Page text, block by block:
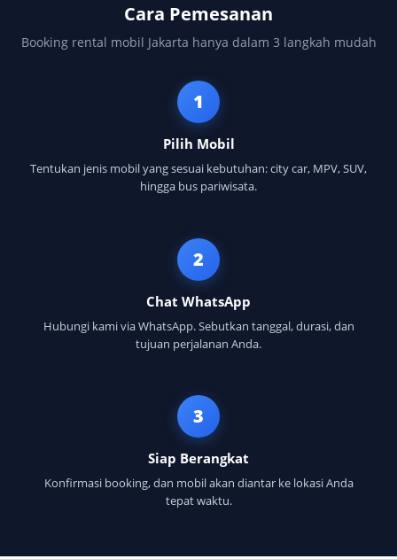
Cara Pemesanan
Booking rental mobil Jakarta hanya dalam 3 langkah mudah
1
Pilih Mobil
Tentukan jenis mobil yang sesuai kebutuhan: city car, MPV, SUV,
hingga bus pariwisata.
2
Chat WhatsApp
Hubungi kami via WhatsApp. Sebutkan tanggal, durasi, dan
tujuan perjalanan Anda.
3
Siap Berangkat
Konfirmasi booking, dan mobil akan diantar ke lokasi Anda
tepat waktu.